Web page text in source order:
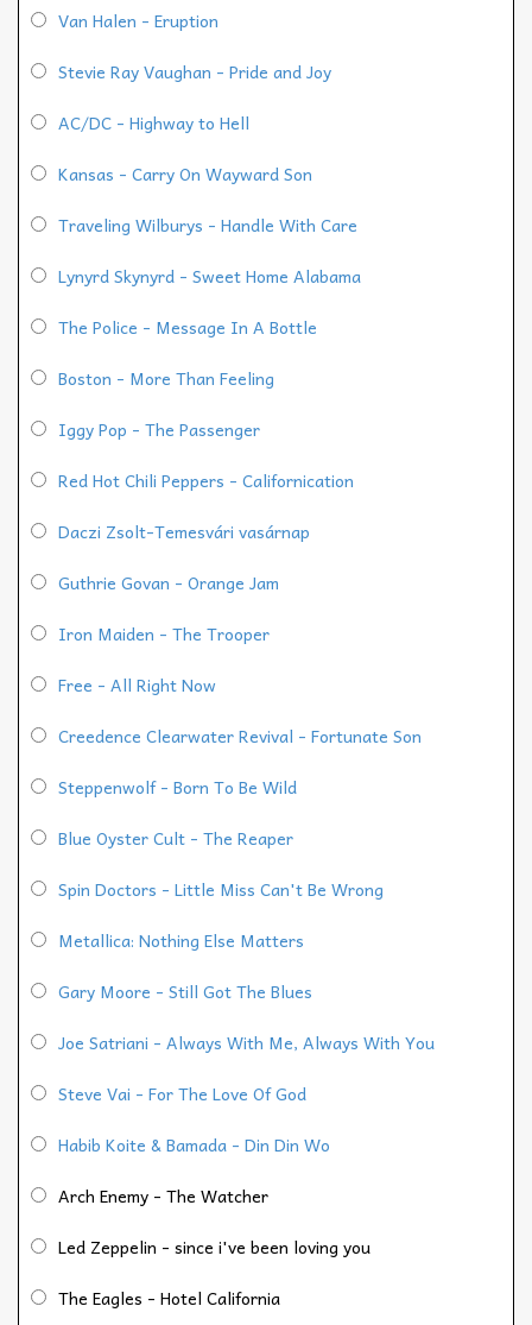
Van Halen - Eruption
Stevie Ray Vaughan - Pride and Joy
AC/DC - Highway to Hell
Kansas - Carry On Wayward Son
Traveling Wilburys - Handle With Care
Lynyrd Skynyrd - Sweet Home Alabama
The Police - Message In A Bottle
Boston - More Than Feeling
Iggy Pop - The Passenger
Red Hot Chili Peppers - Californication
Daczi Zsolt-Temesvári vasárnap
Guthrie Govan - Orange Jam
Iron Maiden - The Trooper
Free - All Right Now
Creedence Clearwater Revival - Fortunate Son
Steppenwolf - Born To Be Wild
Blue Oyster Cult - The Reaper
Spin Doctors - Little Miss Can't Be Wrong
Metallica: Nothing Else Matters
Gary Moore - Still Got The Blues
Joe Satriani - Always With Me, Always With You
Steve Vai - For The Love Of God
Habib Koite & Bamada - Din Din Wo
Arch Enemy - The Watcher
Led Zeppelin - since i've been loving you
The Eagles - Hotel California